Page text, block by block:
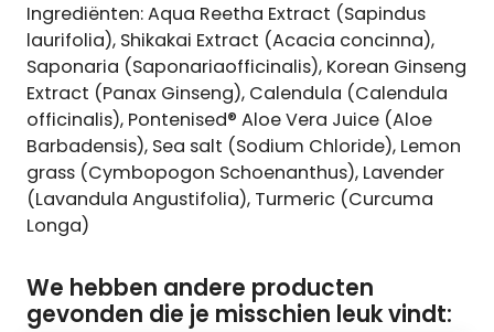
Ingrediënten: Aqua Reetha Extract (Sapindus
laurifolia), Shikakai Extract (Acacia concinna),
Saponaria (Saponariaofficinalis), Korean Ginseng
Extract (Panax Ginseng), Calendula (Calendula
officinalis), Pontenised® Aloe Vera Juice (Aloe
Barbadensis), Sea salt (Sodium Chloride), Lemon
grass (Cymbopogon Schoenanthus), Lavender
(Lavandula Angustifolia), Turmeric (Curcuma
Longa)
We hebben andere producten
gevonden die je misschien leuk vindt: